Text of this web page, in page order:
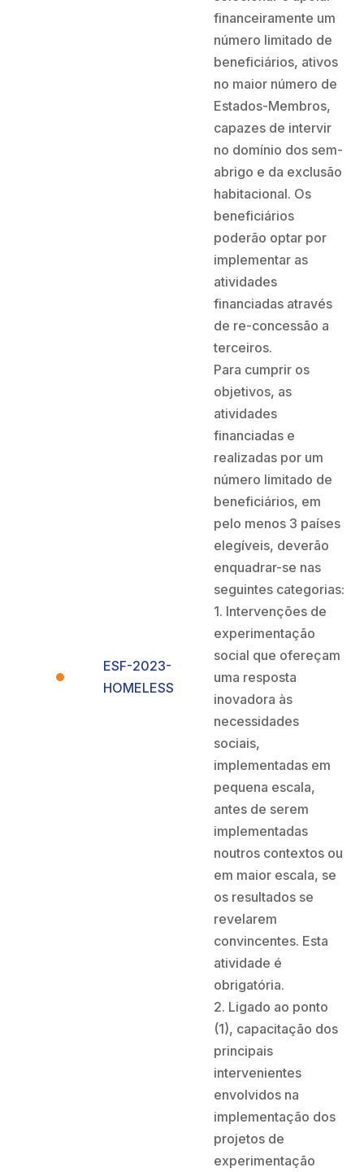
ESF-2023-
HOMELESS
financeiramente um
número limitado de
beneficiários, ativos
no maior número de
Estados-Membros,
capazes de intervir
no domínio dos sem-
abrigo e da exclusão
habitacional. Os
beneficiários
poderão optar por
implementar as
atividades
financiadas através
de re-concessão a
terceiros.
Para cumprir os
objetivos, as
atividades
financiadas e
realizadas por um
número limitado de
beneficiários, em
pelo menos 3 países
elegíveis, deverão
enquadrar-se nas
seguintes categorias:
1. Intervenções de
experimentação
social que ofereçam
uma resposta
inovadora às
necessidades
sociais,
implementadas em
pequena escala,
antes de serem
implementadas
noutros contextos ou
em maior escala, se
os resultados se
revelarem
convincentes. Esta
atividade é
obrigatória.
2. Ligado ao ponto
(1), capacitação dos
principais
intervenientes
envolvidos na
implementação dos
projetos de
experimentação